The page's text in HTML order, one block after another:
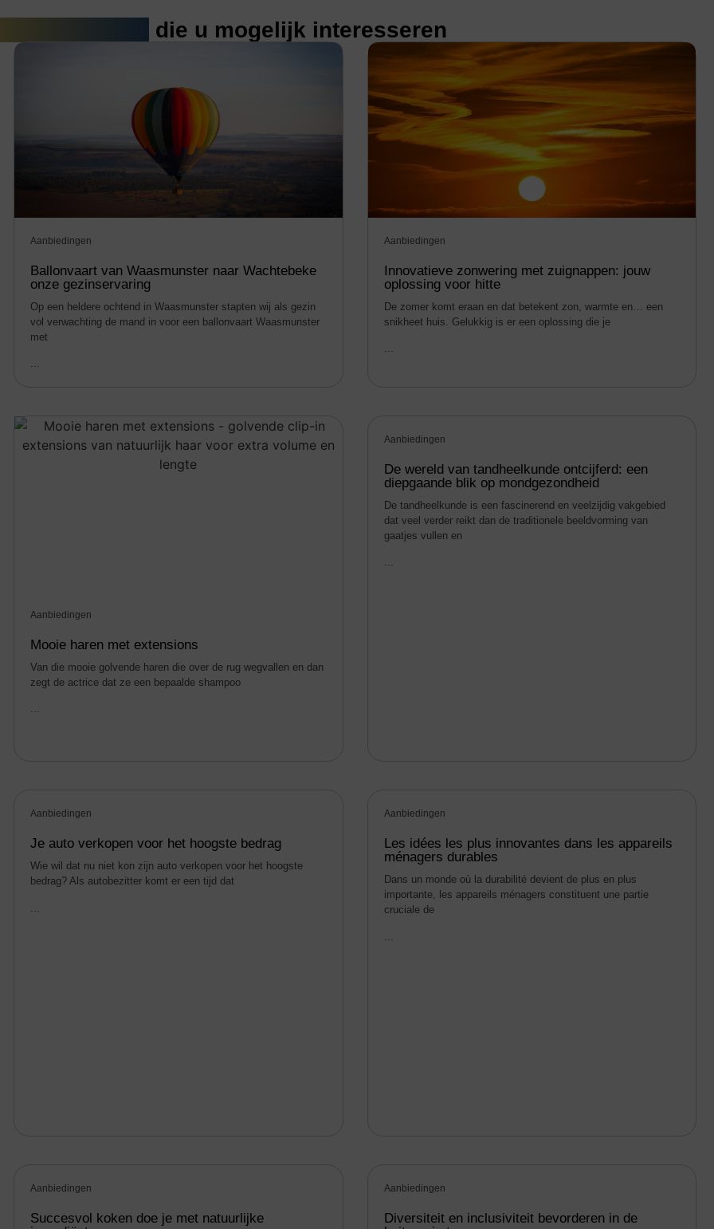
die u mogelijk interesseren
Aanbiedingen
Ballonvaart van Waasmunster naar Wachtebeke
onze gezinservaring
Op een heldere ochtend in Waasmunster stapten wij als gezin
vol verwachting de mand in voor een ballonvaart Waasmunster
met
...
Aanbiedingen
Innovatieve zonwering met zuignappen: jouw
oplossing voor hitte
De zomer komt eraan en dat betekent zon, warmte en… een
snikheet huis. Gelukkig is er een oplossing die je
...
Aanbiedingen
Mooie haren met extensions
Van die mooie golvende haren die over de rug wegvallen en dan
zegt de actrice dat ze een bepaalde shampoo
...
Aanbiedingen
De wereld van tandheelkunde ontcijferd: een
diepgaande blik op mondgezondheid
De tandheelkunde is een fascinerend en veelzijdig vakgebied
dat veel verder reikt dan de traditionele beeldvorming van
gaatjes vullen en
...
Aanbiedingen
Je auto verkopen voor het hoogste bedrag
Wie wil dat nu niet kon zijn auto verkopen voor het hoogste
bedrag? Als autobezitter komt er een tijd dat
Aanbiedingen
Les idées les plus innovantes dans les appareils
ménagers durables
Dans un monde où la durabilité devient de plus en plus
importante, les appareils ménagers constituent une partie
cruciale de
Aanbiedingen
Succesvol koken doe je met natuurlijke
Aanbiedingen
Diversiteit en inclusiviteit bevorderen in de